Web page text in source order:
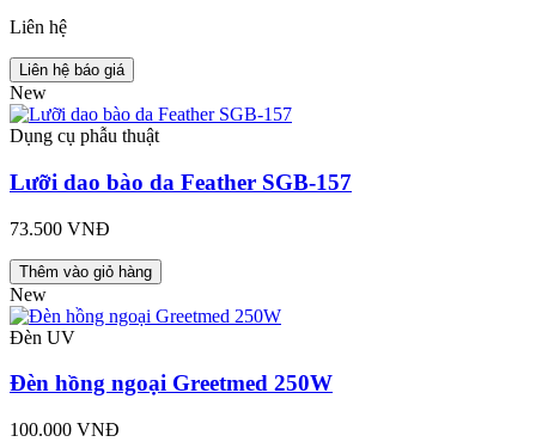
Liên hệ
Liên hệ báo giá
New
Dụng cụ phẫu thuật
Lưỡi dao bào da Feather SGB-157
73.500 VNĐ
Thêm vào giỏ hàng
New
Đèn UV
Đèn hồng ngoại Greetmed 250W
100.000 VNĐ